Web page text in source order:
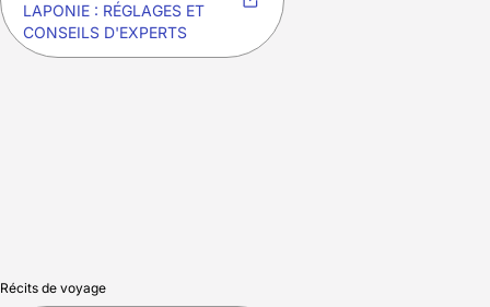
LAPONIE : RÉGLAGES ET
CONSEILS D'EXPERTS
Récits de voyage